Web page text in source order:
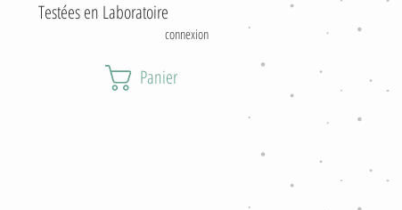
en Laboratoire
connexion
Panier